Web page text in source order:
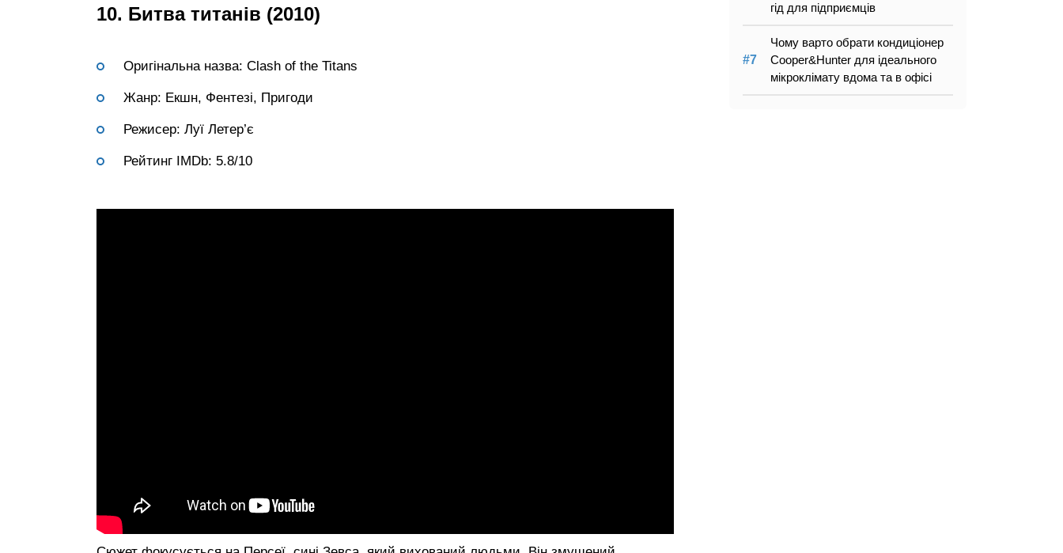
10. Битва титанів (2010)
Оригінальна назва: Clash of the Titans
Жанр: Екшн, Фентезі, Пригоди
Режисер: Луї Летер’є
Рейтинг IMDb: 5.8/10
гід для підприємців
Чому варто обрати кондиціонер
Cooper&Hunter для ідеального
мікроклімату вдома та в офісі